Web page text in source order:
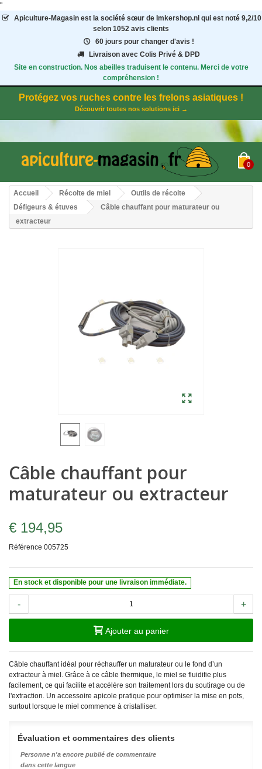
"
Apiculture-Magasinest la société sœur de Imkershop.nl qui est noté 9,2/10
selon 1052 avis clients
60 jours pour changer d'avis !
Livraison avec Colis Privé & DPD
Site en construction. Nos abeilles traduisent le contenu. Merci de votre
compréhension !
Protégez vos ruches contre les frelons asiatiques !
Découvrir toutes nos solutions ici →
0
Accueil Récolte de miel
Outils de récolte
Défigeurs & étuves
Câble chauffant pour maturateur ou
extracteur
Câble chauffant pour
maturateur ou extracteur
€ 194,95
Référence 005725
En stock et disponible pour une livraison immédiate.
- +
Ajouter au panier
Câble chauffant idéal pour réchauffer un maturateur ou le fond d’un
extracteur à miel. Grâce à ce câble thermique, le miel se fluidifie plus
facilement, ce qui facilite et accélère son traitement lors du soutirage ou de
l'extraction. Un accessoire apicole pratique pour optimiser la mise en pots,
surtout lorsque le miel commence à cristalliser.
Évaluation et commentaires des clients
Personne n'a encore publié de commentaire
dans cette langue